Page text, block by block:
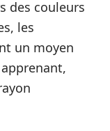
des couleurs
les
un moyen